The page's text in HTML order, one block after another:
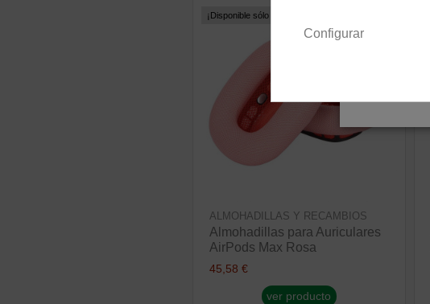
¡Disponible sólo en Internet!
ALMOHADILLAS Y RECAMBIOS
Almohadillas para Auriculares
AirPods Max Rosa
45,58 €
ver producto
Configurar